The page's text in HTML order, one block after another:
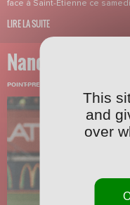
face à Saint-Etienne ce
LIRE LA SUITE
Nancy-Tomblaine
POINT-PRESSE
This
and
over